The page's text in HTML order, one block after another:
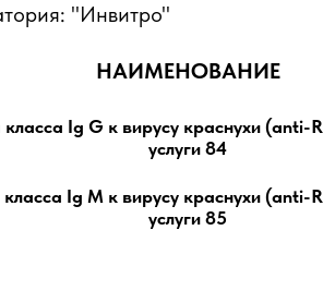
"Инвитро"
НАИМЕНОВАНИЕ
класса Ig G к вирусу краснухи (anti-
услуги 84
класса Ig М к вирусу краснухи
услуги 85